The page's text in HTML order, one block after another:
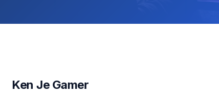
Ken Je Gamer